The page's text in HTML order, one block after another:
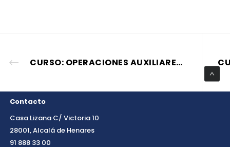
CURSO: OPERACIONES AUXILIARES DE REVESTIMIENTOS CONTINUOS EN CONSTRUCCIÓN
Contacto
Casa Lizana C/ Victoria 10
28001, Alcalá de Henares
91 888 33 00